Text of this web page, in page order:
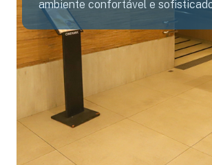
ambiente confortável e